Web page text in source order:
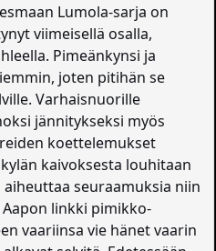
Lumola-sarja on
viimeisellä osalla,
Pimeänkynsi ja
joten pitihän se
Varhaisnuorille
jännitykseksi myös
koettelemukset
kaivoksesta louhitaan
seuraamuksia niin
linkki pimikko-
vaariinsa vie hänet vaarin